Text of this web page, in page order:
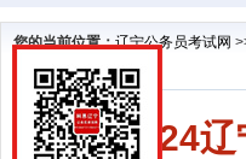
您的当前位置：辽宁公务员考试网
2024辽